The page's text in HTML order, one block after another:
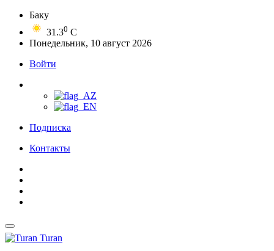
Баку
31.30 C
Понедельник, 10 август 2026
Войти
Подписка
Контакты
Turan